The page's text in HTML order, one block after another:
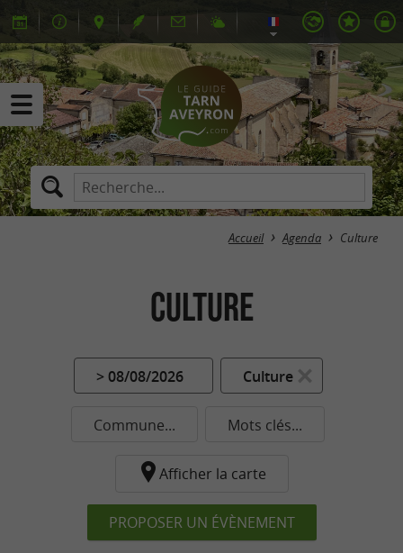
Accueil Agenda Culture
Culture
> 08/08/2026 Culture
Commune... Mots clés...
Afficher la carte
PROPOSER UN ÉVÈNEMENT